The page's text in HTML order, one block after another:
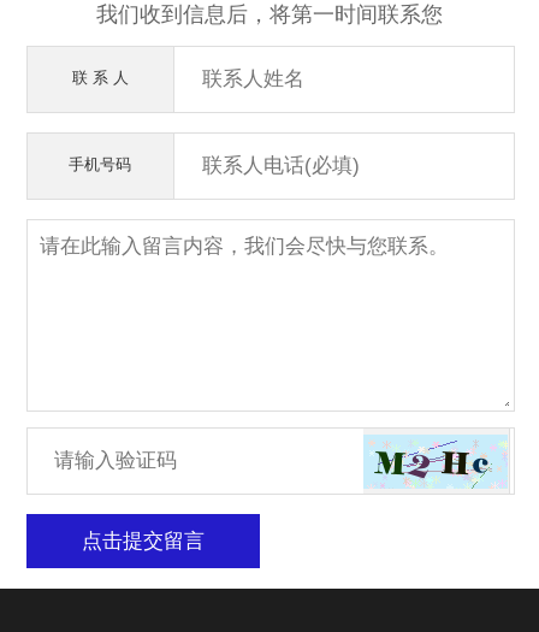
我们收到信息后，将第一时间联系您
联 系 人
手机号码
点击提交留言